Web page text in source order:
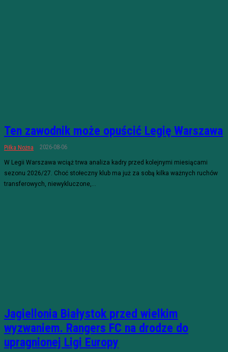
Ten zawodnik może opuścić Legię Warszawa
Piłka Nożna 2026-08-06
W Legii Warszawa wciąż trwa analiza kadry przed kolejnymi miesiącami
sezonu 2026/27. Choć stołeczny klub ma już za sobą kilka ważnych ruchów
transferowych, niewykluczone,...
Jagiellonia Białystok przed wielkim
wyzwaniem. Rangers FC na drodze do
upragnionej Ligi Europy